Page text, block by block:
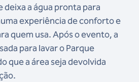
a água pronta para
experiência de conforto e
quem usa. Após o evento, a
para lavar o Parque
que a área seja devolvida